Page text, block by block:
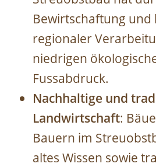
Bewirtschaftung und
regionaler
niedrigen
Fussabdruck.
Nachhaltige und
Landwirtschaft:
Bauern im
altes Wissen sowie